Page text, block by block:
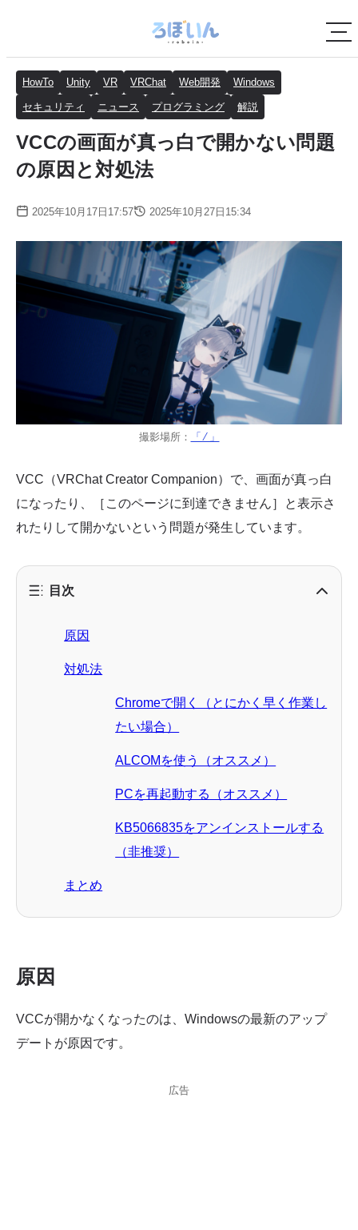
HowTo Unity VR VRChat Web開発 Windows
セキュリティ ニュース プログラミング 解説
VCCの画面が真っ白で開かない問題
の原因と対処法
2025年10月17日17:57 2025年10月27日15:34
撮影場所： 「 ⁄ 」
VCC（VRChat Creator Companion）で、画面が真っ白
になったり、［このページに到達できません］と表示さ
れたりして開かないという問題が発生しています。
目次
原因
対処法
Chromeで開く（とにかく早く作業し
たい場合）
ALCOMを使う（オススメ）
PCを再起動する（オススメ）
KB5066835をアンインストールする
（非推奨）
まとめ
原因
VCCが開かなくなったのは、Windowsの最新のアップ
デートが原因です。
広告